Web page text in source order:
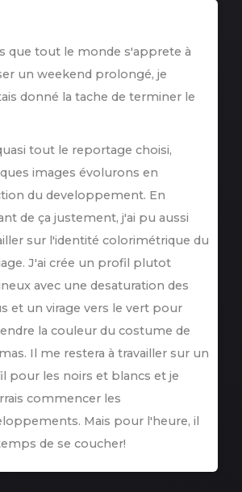
que tout le monde s'apprete à
un weekend prolongé, je
donné la tache de terminer le
tout le reportage choisi,
images évolurons en
du developpement. En
de ça justement, j'ai pu aussi
sur l'identité colorimétrique du
J'ai crée un profil plutot
avec une desaturation des
et un virage vers le vert pour
la couleur du costume de
Il me restera à travailler sur un
pour les noirs et blancs et je
commencer les
Mais pour l'heure, il
de se coucher!